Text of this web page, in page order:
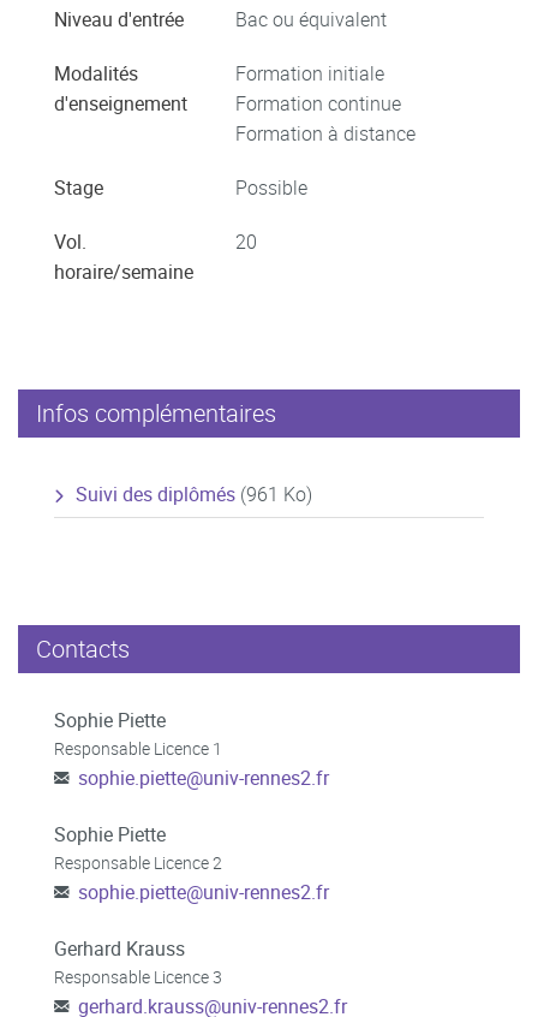
Niveau d'entrée Bac ou équivalent
Modalités
d'enseignement
Formation initiale
Formation continue
Formation à distance
Stage Possible
Vol.
horaire/semaine
20
Infos complémentaires
Suivi des diplômés (961 Ko)
Contacts
Sophie Piette
Responsable Licence 1
sophie.piette@univ-rennes2.fr
Sophie Piette
Responsable Licence 2
sophie.piette@univ-rennes2.fr
Gerhard Krauss
Responsable Licence 3
gerhard.krauss@univ-rennes2.fr